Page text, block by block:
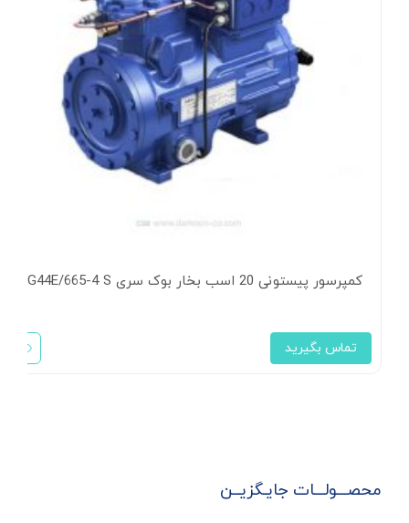
کمپرسور پیستونی 20 اسب بخار بوک سری HG44E/665-4 S
تماس بگیرید
محصـــولـــات جایـگزیــن